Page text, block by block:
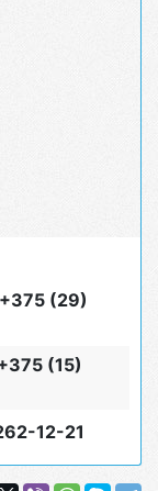
+375 (29)
(15)
12-21